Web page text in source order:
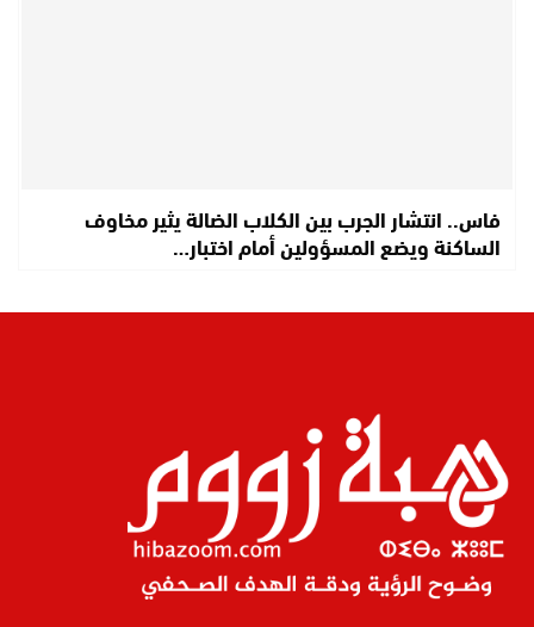
فاس.. انتشار الجرب بين الكلاب الضالة يثير مخاوف
الساكنة ويضع المسؤولين أمام اختبار…